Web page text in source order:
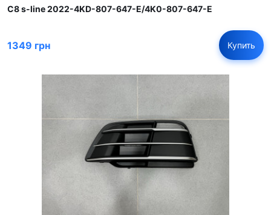
C8 s-line 2022-4KD-807-647-E/4K0-807-647-E
1349 грн Купить